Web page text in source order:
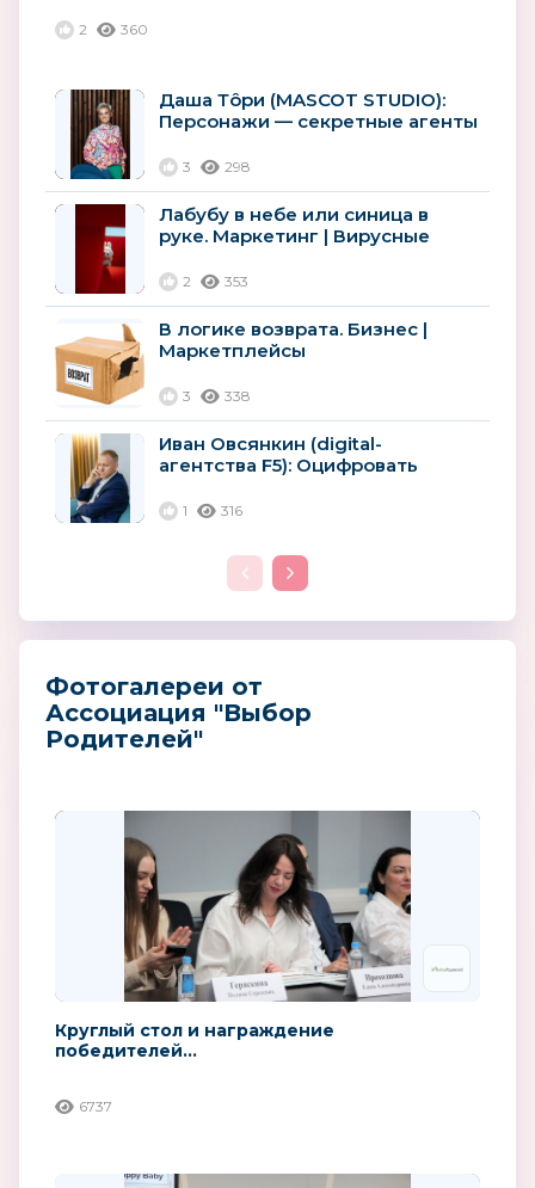
2 360
Даша Тôри (MASCOT STUDIO):
Персонажи — секретные агенты
3 298
Лабубу в небе или синица в
руке. Маркетинг | Вирусные
2 353
В логике возврата. Бизнес |
Маркетплейсы
3 338
Иван Овсянкин (digital-
агентства F5): Оцифровать
сохранить...
1 316
Фотогалереи от
Ассоциация "Выбор
Родителей"
Круглый стол и награждение
победителей...
6737